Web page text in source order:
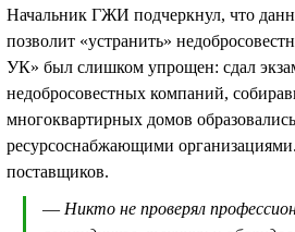
Начальник ГЖИ подчеркнул, что
позволит «устранить»
УК» был слишком упрощен: сдал
недобросовестных компаний,
многоквартирных домов
ресурсоснабжающими
поставщиков.
— Никто не проверял